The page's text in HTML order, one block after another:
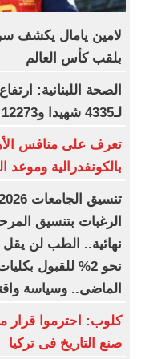
لامين يامال يكشف سر
بلقب كأس العالم
الصحة اللبنانية:
لـ4335 شهيدا و12273 جريحا حتى 7 أغسطس
تعرف على منافس
بالكونفدرالية وموعد
الرغبات بتنسيق
نحو 2% للقبول
الماضى.. وسياسة واقتصاد 89.5 %
كلوب: احترموا قرار
صنع التاريخ فى تركيا